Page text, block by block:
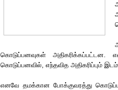
கொடுப்பனவுகள் அதிகரிக்கப்பட்டன.
கொடுப்பனவில், எந்தவித அதிகரிப்பும்
எனவே தமக்கான போக்குவரத்து